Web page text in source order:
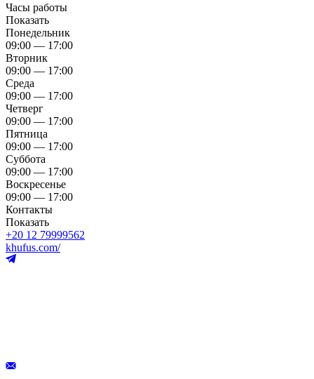
Часы работы
Показать
Понедельник
09:00 — 17:00
Вторник
09:00 — 17:00
Среда
09:00 — 17:00
Четверг
09:00 — 17:00
Пятница
09:00 — 17:00
Суббота
09:00 — 17:00
Воскресенье
09:00 — 17:00
Контакты
Показать
+20 12 79999562
khufus.com/